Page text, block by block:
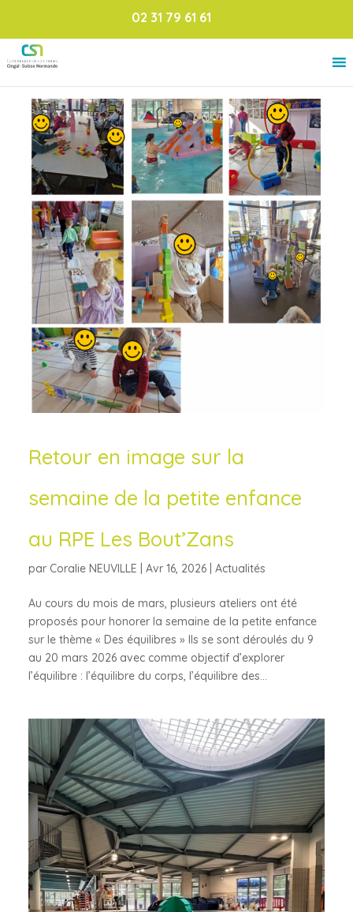
02 31 79 61 61
Retour en image sur la
semaine de la petite enfance
au RPE Les Bout’Zans
par Coralie NEUVILLE Avr 16, 2026| Actualités
Au cours du mois de mars, plusieurs ateliers ont été
proposés pour honorer la semaine de la petite enfance
sur le thème « Des équilibres » Ils se sont déroulés du 9
au 20 mars 2026 avec comme objectif d’explorer
l’équilibre : l’équilibre du corps, l’équilibre des...